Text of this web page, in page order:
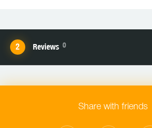
Reviews 0
Share with friends